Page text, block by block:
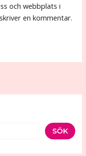
och webbplats i
en kommentar.
SÖK